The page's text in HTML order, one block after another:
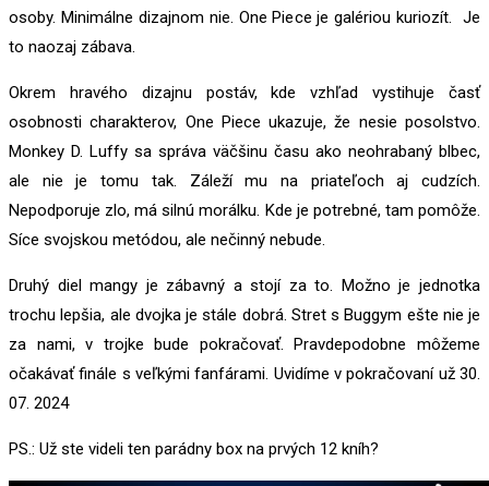
osoby. Minimálne dizajnom nie. One Piece je galériou kuriozít. Je
to naozaj zábava.
Okrem hravého dizajnu postáv, kde vzhľad vystihuje časť
osobnosti charakterov, One Piece ukazuje, že nesie posolstvo.
Monkey D. Luffy sa správa väčšinu času ako neohrabaný blbec,
ale nie je tomu tak. Záleží mu na priateľoch aj cudzích.
Nepodporuje zlo, má silnú morálku. Kde je potrebné, tam pomôže.
Síce svojskou metódou, ale nečinný nebude.
Druhý diel mangy je zábavný a stojí za to. Možno je jednotka
trochu lepšia, ale dvojka je stále dobrá. Stret s Buggym ešte nie je
za nami, v trojke bude pokračovať. Pravdepodobne môžeme
očakávať finále s veľkými fanfárami. Uvidíme v pokračovaní už 30.
07. 2024
PS.: Už ste videli ten parádny box na prvých 12 kníh?